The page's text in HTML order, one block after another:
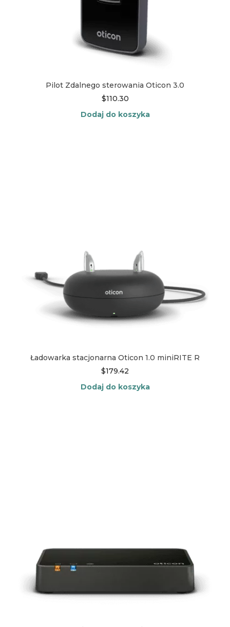
Pilot Zdalnego sterowania Oticon 3.0
$110.30
Dodaj do koszyka
Ładowarka stacjonarna Oticon 1.0 miniRITE R
$179.42
Dodaj do koszyka